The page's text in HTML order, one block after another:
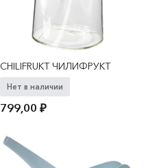
CHILIFRUKT ЧИЛИФРУКТ
Нет в наличии
799,00₽